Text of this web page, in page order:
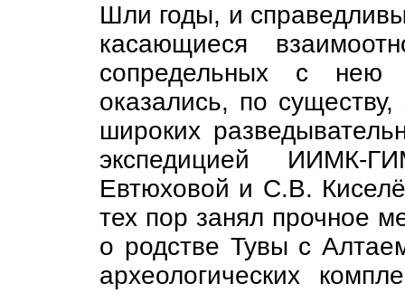
Шли годы, и
касающиеся
сопредельных с нею
оказались, по
широких
экспедицией ИИМК-
Евтюховой и С.В.
тех пор занял прочное
о родстве Тувы с
археологических